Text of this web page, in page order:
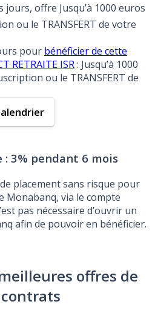
jours, offre Jusqu’à 1000 euros
ou le TRANSFERT de votre
pour bénéficier de cette
RETRAITE ISR: Jusqu’à 1000
ou le TRANSFERT de
: 3% pendant 6 mois
placement sans risque pour
Monabanq, via le compte
pas nécessaire d’ouvrir un
afin de pouvoir en bénéficier.
offres de